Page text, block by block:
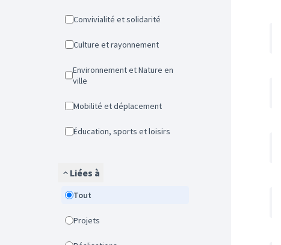
Convivialité et solidarité
Culture et rayonnement
Environnement et Nature en
ville
Mobilité et déplacement
Éducation, sports et loisirs
Liées à
Tout
Projets